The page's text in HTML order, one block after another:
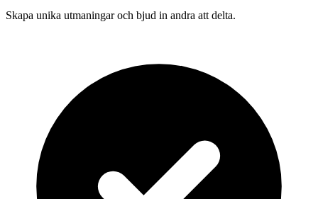
Skapa unika utmaningar och bjud in andra att delta.